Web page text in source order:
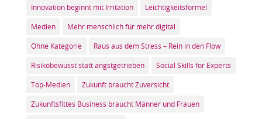
Innovation beginnt mit Irritation Leichtigkeitsformel
Medien Mehr menschlich für mehr digital
Ohne Kategorie Raus aus dem Stress – Rein in den Flow
Risikobewusst statt angstgetrieben Social Skills for Experts
Top-Medien Zukunft braucht Zuversicht
Zukunftsfittes Business braucht Männer und Frauen